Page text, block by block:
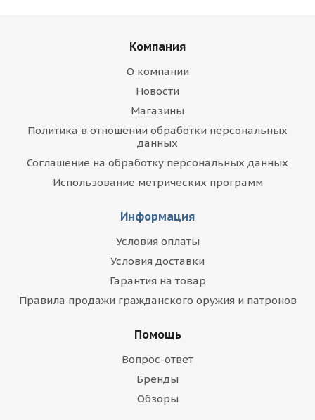
Компания
О компании
Новости
Магазины
Политика в отношении обработки персональных
данных
Соглашение на обработку персональных данных
Использование метрических программ
Информация
Условия оплаты
Условия доставки
Гарантия на товар
Правила продажи гражданского оружия и патронов
Помощь
Вопрос-ответ
Бренды
Обзоры